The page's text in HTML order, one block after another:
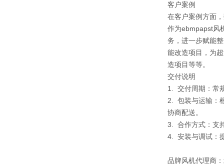
客户案例
在客户案例方面
作为ebmpapst风
务，进一步赋能
能改造项目，为
造项目等等。
交付说明
1. 交付周期：常
2. 包装与运输：
协商配送。
3. 合作方式：支
4. 安装与调试：
品牌风机代理商